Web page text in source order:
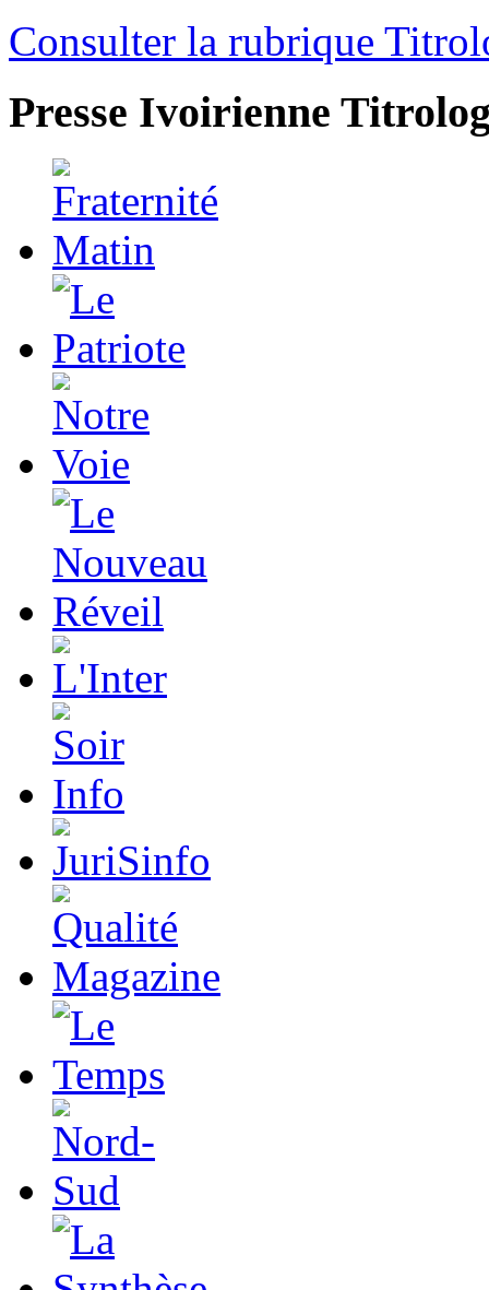
Consulter la rubrique
Presse Ivoirienne